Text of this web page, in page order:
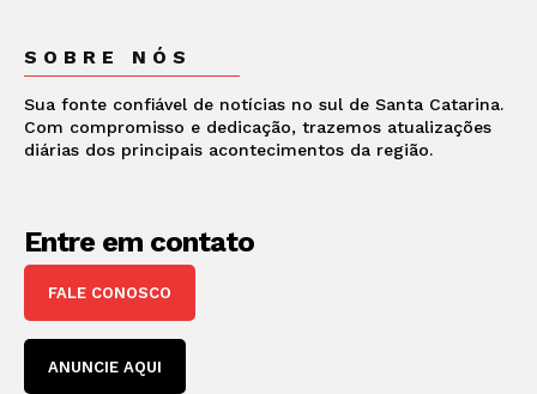
SOBRE NÓS
Sua fonte confiável de notícias no sul de Santa Catarina.
Com compromisso e dedicação, trazemos atualizações
diárias dos principais acontecimentos da região.
Entre em contato
FALE CONOSCO
ANUNCIE AQUI